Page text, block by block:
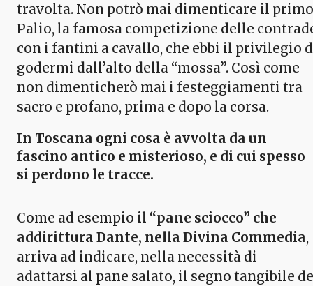
travolta. Non potrò mai dimenticare il primo
Palio, la famosa competizione delle
con i fantini a cavallo, che ebbi il privilegio
godermi dall’alto della “mossa”. Così come
non dimenticherò mai i festeggiamenti tra
sacro e profano, prima e dopo la corsa.
In Toscana ogni cosa è avvolta da un
fascino antico e misterioso, e di cui spesso
si perdono le tracce.
Come ad esempio il “pane sciocco” che
addirittura Dante, nella Divina Commedia,
arriva ad indicare, nella necessità di
adattarsi al pane salato, il segno tangibile